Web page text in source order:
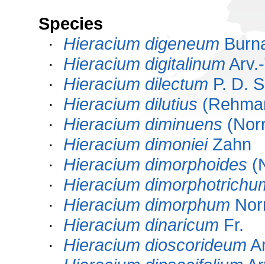
Species
· Hieracium digeneum
· Hieracium digitalinum
· Hieracium dilectum P. D.
· Hieracium dilutius
· Hieracium diminuens
· Hieracium dimonieiZahn
· Hieracium dimorphoides
· Hieracium
· Hieracium dimorphum
· Hieracium dinaricum Fr.
· Hieracium dioscorideum